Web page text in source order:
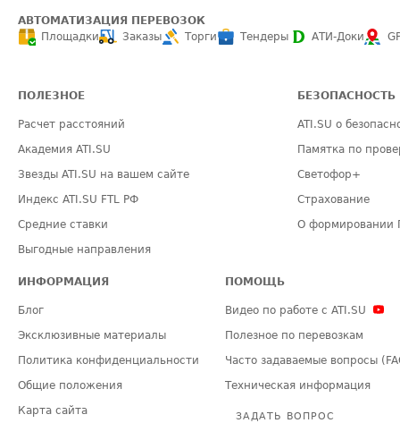
АВТОМАТИЗАЦИЯ ПЕРЕВОЗОК
Площадки
Заказы Торги Тендеры АТИ-Доки
ПОЛЕЗНОЕ
Расчет расстояний
Академия ATI.SU
Звезды ATI.SU на вашем сайте
Индекс ATI.SU FTL РФ
Средние ставки
Выгодные направления
БЕЗОПАСНОСТЬ
ATI.SU о
Памятка по
Светофор+
Страхование
О формировании
ИНФОРМАЦИЯ
Блог
Эксклюзивные материалы
Политика конфиденциальности
Общие положения
Карта сайта
ПОМОЩЬ
Видео по работе с ATI.SU
Полезное по перевозкам
Часто задаваемые вопросы
Техническая информация
ЗАДАТЬ ВОПРОС